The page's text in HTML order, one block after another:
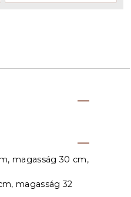
magasság 30 cm,
magasság 32